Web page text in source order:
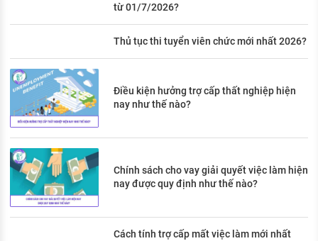
từ 01/7/2026?
Thủ tục thi tuyển viên chức mới nhất 2026?
Điều kiện hưởng trợ cấp thất nghiệp hiện
nay như thế nào?
Chính sách cho vay giải quyết việc làm hiện
nay được quy định như thế nào?
Cách tính trợ cấp mất việc làm mới nhất